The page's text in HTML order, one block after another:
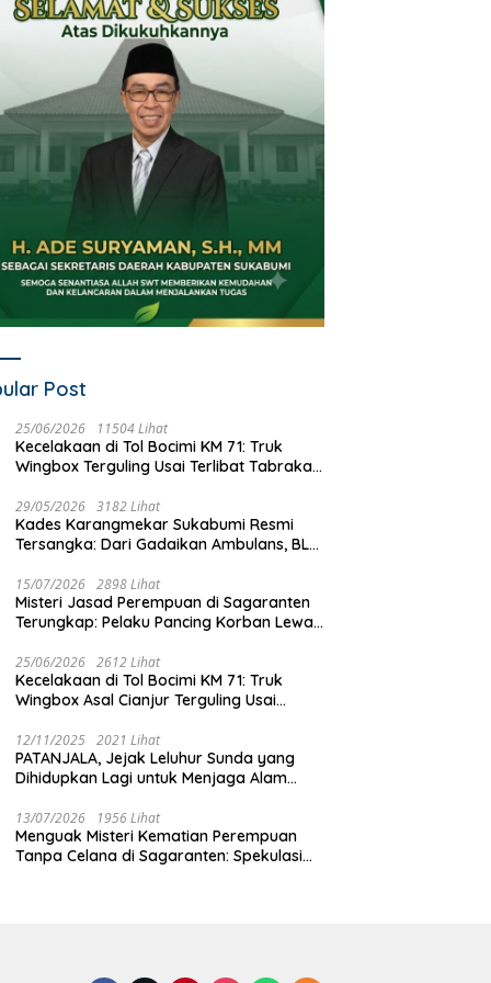
Post
25/06/2026 11504 Lihat
Kecelakaan di Tol Bocimi KM 71: Truk
Wingbox Terguling Usai Terlibat Tabrakan
29/05/2026 3182 Lihat
Kades Karangmekar Sukabumi Resmi
Tersangka: Dari Gadaikan Ambulans, BLT
15/07/2026 2898 Lihat
Misteri Jasad Perempuan di Sagaranten
Terungkap: Pelaku Pancing Korban Lewat
25/06/2026 2612 Lihat
Kecelakaan di Tol Bocimi KM 71: Truk
Wingbox Asal Cianjur Terguling Usai
RS Sekarwangi
12/11/2025 2021 Lihat
PATANJALA, Jejak Leluhur Sunda yang
Dihidupkan Lagi untuk Menjaga Alam
13/07/2026 1956 Lihat
Menguak Misteri Kematian Perempuan
Tanpa Celana di Sagaranten: Spekulasi